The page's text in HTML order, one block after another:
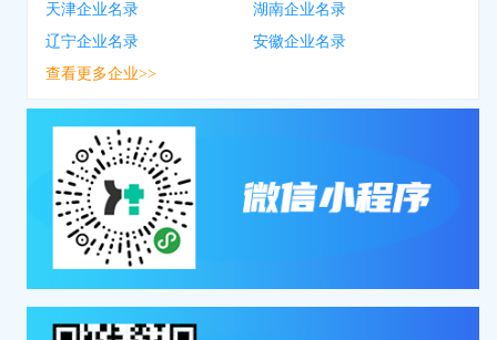
天津企业名录
湖南企业名录
辽宁企业名录
安徽企业名录
查看更多企业>>